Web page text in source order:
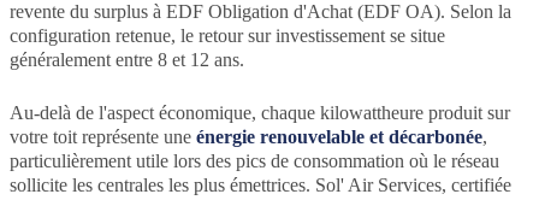
revente du surplus à EDF Obligation d'Achat (EDF OA). Selon la
configuration retenue, le retour sur investissement se situe
généralement entre 8 et 12 ans.
Au-delà de l'aspect économique, chaque kilowattheure produit sur
votre toit représente une énergie renouvelable et décarbonée,
particulièrement utile lors des pics de consommation où le réseau
sollicite les centrales les plus émettrices. Sol' Air Services, certifiée